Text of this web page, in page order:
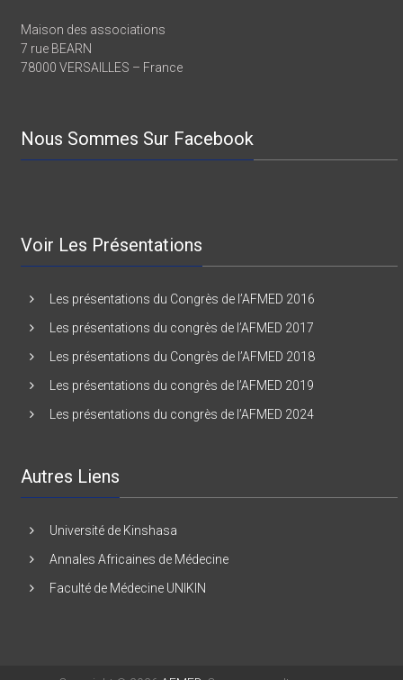
Maison des associations
7 rue BEARN
78000 VERSAILLES – France
Nous Sommes Sur Facebook
Voir Les Présentations
Les présentations du Congrès de l’AFMED 2016
Les présentations du congrès de l’AFMED 2017
Les présentations du Congrès de l’AFMED 2018
Les présentations du congrès de l’AFMED 2019
Les présentations du congrès de l’AFMED 2024
Autres Liens
Université de Kinshasa
Annales Africaines de Médecine
Faculté de Médecine UNIKIN